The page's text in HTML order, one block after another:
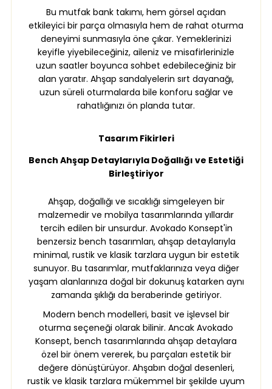
Bu mutfak bank takımı, hem görsel açıdan
etkileyici bir parça olmasıyla hem de rahat oturma
deneyimi sunmasıyla öne çıkar. Yemeklerinizi
keyifle yiyebileceğiniz, aileniz ve misafirlerinizle
uzun saatler boyunca sohbet edebileceğiniz bir
alan yaratır. Ahşap sandalyelerin sırt dayanağı,
uzun süreli oturmalarda bile konforu sağlar ve
rahatlığınızı ön planda tutar.
Tasarım Fikirleri
Bench Ahşap Detaylarıyla Doğallığı ve Estetiği
Birleştiriyor
Ahşap, doğallığı ve sıcaklığı simgeleyen bir
malzemedir ve mobilya tasarımlarında yıllardır
tercih edilen bir unsurdur. Avokado Konsept'in
benzersiz bench tasarımları, ahşap detaylarıyla
minimal, rustik ve klasik tarzlara uygun bir estetik
sunuyor. Bu tasarımlar, mutfaklarınıza veya diğer
yaşam alanlarınıza doğal bir dokunuş katarken aynı
zamanda şıklığı da beraberinde getiriyor.
Modern bench modelleri, basit ve işlevsel bir
oturma seçeneği olarak bilinir. Ancak Avokado
Konsept, bench tasarımlarında ahşap detaylara
özel bir önem vererek, bu parçaları estetik bir
değere dönüştürüyor. Ahşabın doğal desenleri,
rustik ve klasik tarzlara mükemmel bir şekilde uyum